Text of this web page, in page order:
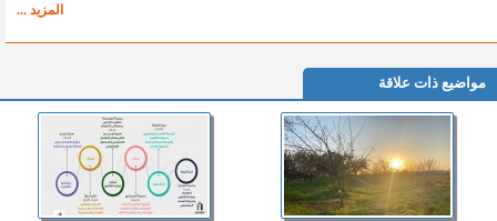
المزيد ...
مواضيع ذات علاقة